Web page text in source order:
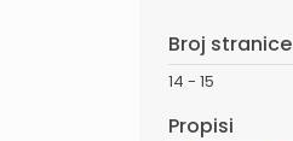
Broj stranice
14 - 15
Propisi